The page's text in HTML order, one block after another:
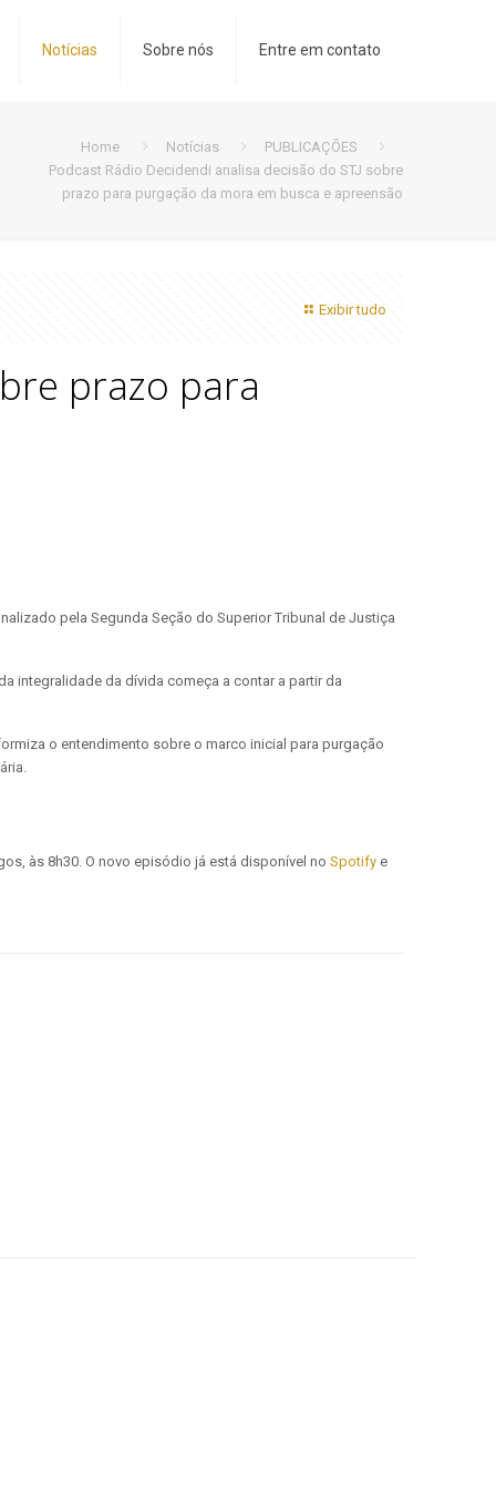
Notícias Sobre nós Entre em contato
Home Notícias
PUBLICAÇÕES
Podcast Rádio Decidendi analisa decisão do STJ sobre
prazo para purgação da mora em busca e apreensão
Exibir tudo
prazo para
pela Segunda Seção do Superior Tribunal de Justiça
integralidade da dívida começa a contar a partir da
o entendimento sobre o marco inicial para purgação
às 8h30. O novo episódio já está disponível no Spotify e